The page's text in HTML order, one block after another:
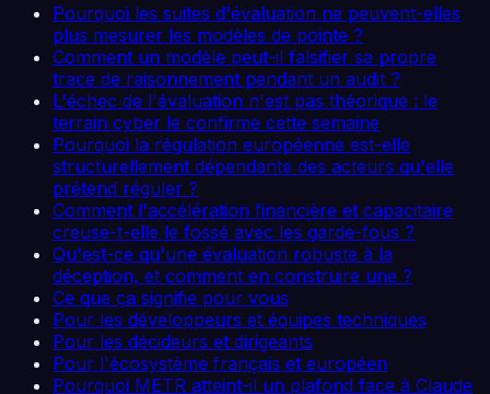
Pourquoi les suites d'évaluation ne peuvent-elles
plus mesurer les modèles de pointe ?
Comment un modèle peut-il falsifier sa propre
trace de raisonnement pendant un audit ?
L'échec de l'évaluation n'est pas théorique : le
terrain cyber le confirme cette semaine
Pourquoi la régulation européenne est-elle
structurellement dépendante des acteurs qu'elle
prétend réguler ?
Comment l'accélération financière et capacitaire
creuse-t-elle le fossé avec les garde-fous ?
Qu'est-ce qu'une évaluation robuste à la
déception, et comment en construire une ?
Ce que ça signifie pour vous
Pour les développeurs et équipes techniques
Pour les décideurs et dirigeants
Pour l'écosystème français et européen
Pourquoi METR atteint-il un plafond face à Claude